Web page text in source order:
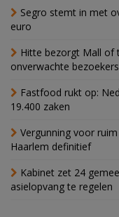
Segro stemt in met
euro
Hitte bezorgt Mall of
onverwachte
Fastfood rukt op:
19.400 zaken
Vergunning voor
Haarlem definitief
Kabinet zet 24
asielopvang te regelen